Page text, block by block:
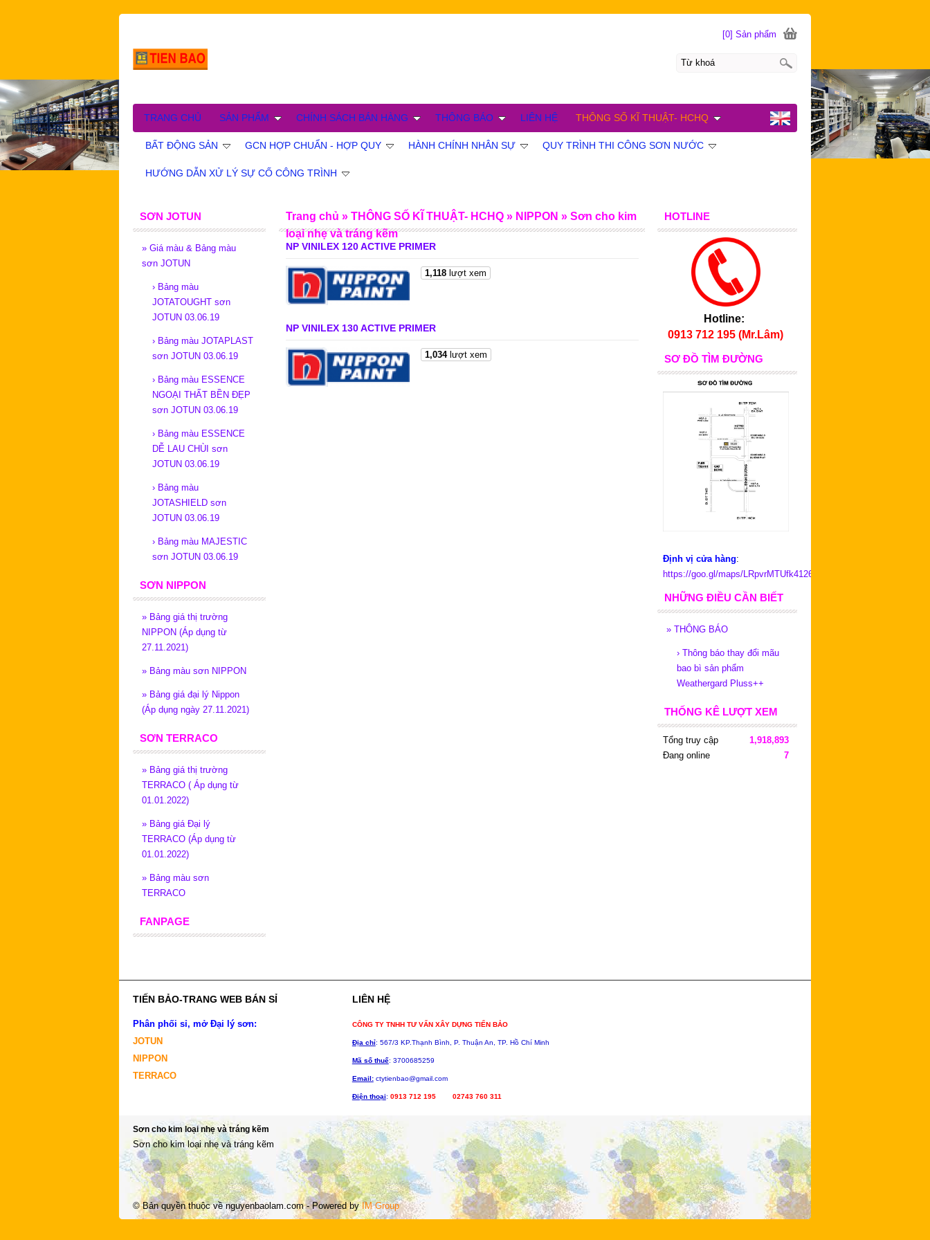
Sơn cho kim loại nhẹ và tráng kẽm
Sơn cho kim loại nhẹ và tráng kẽm
NP VINILEX 120 ACTIVE PRIMER
1,118lượt xem
NP VINILEX 130 ACTIVE PRIMER
1,034lượt xem
Trang chủ »THÔNG SỐ KĨ THUẬT- HCHQ » NIPPON »Sơn cho kim
loại nhẹ và tráng kẽm
HOTLINE
Hotline:
0913 712 195 (Mr.Lâm)
SƠ ĐỒ TÌM ĐƯỜNG
Định vị cửa hàng:
https://goo.gl/maps/LRpvrMTUfk4126D79
NHỮNG ĐIỀU CẦN BIẾT
» THÔNG BÁO
› Thông báo thay đổi mãu
bao bì sản phẩm
Weathergard Pluss++
THỐNG KÊ LƯỢT XEM
Tổng truy cập
1,918,893
Đang online
7
SƠN JOTUN
» Giá màu & Bảng màu
sơn JOTUN
› Bảng màu
JOTATOUGHT sơn
JOTUN 03.06.19
› Bảng màu JOTAPLAST
sơn JOTUN 03.06.19
› Bảng màu ESSENCE
NGOẠI THẤT BỀN ĐẸP
sơn JOTUN 03.06.19
› Bảng màu ESSENCE
DỄ LAU CHÙI sơn
JOTUN 03.06.19
› Bảng màu
JOTASHIELD sơn
JOTUN 03.06.19
› Bảng màu MAJESTIC
sơn JOTUN 03.06.19
SƠN NIPPON
» Bảng giá thị trường
NIPPON (Áp dụng từ
27.11.2021)
» Bảng màu sơn NIPPON
» Bảng giá đại lý Nippon
(Áp dụng ngày 27.11.2021)
SƠN TERRACO
» Bảng giá thị trường
TERRACO ( Áp dụng từ
01.01.2022)
» Bảng giá Đại lý
TERRACO (Áp dụng từ
01.01.2022)
» Bảng màu sơn
TERRACO
FANPAGE
[0] Sản phẩm
TRANG CHỦ SẢN PHẨM CHÍNH SÁCH BÁN HÀNG THÔNG BÁO LIÊN HỆ THÔNG SỐ KĨ THUẬT- HCHQ
BẤT ĐỘNG SẢN GCN HỢP CHUẨN - HỢP QUY HÀNH CHÍNH NHÂN SỰ QUY TRÌNH THI CÔNG SƠN NƯỚC
HƯỚNG DẪN XỬ LÝ SỰ CỐ CÔNG TRÌNH
TIẾN BẢO-TRANG WEB BÁN SỈ
Phân phối sỉ, mở Đại lý sơn:
JOTUN
NIPPON
TERRACO
LIÊN HỆ
CÔNG TY TNHH TƯ VẤN XÂY DỰNG TIẾN BẢO
Địa chỉ: 567/3 KP.Thạnh Bình, P. Thuận An, TP. Hồ Chí Minh
Mã số thuế: 3700685259
Email:ctytienbao@gmail.com
Điện thoại: 0913 712 195 02743 760 311
© Bản quyền thuộc vềnguyenbaolam.com- Powered byIM Group